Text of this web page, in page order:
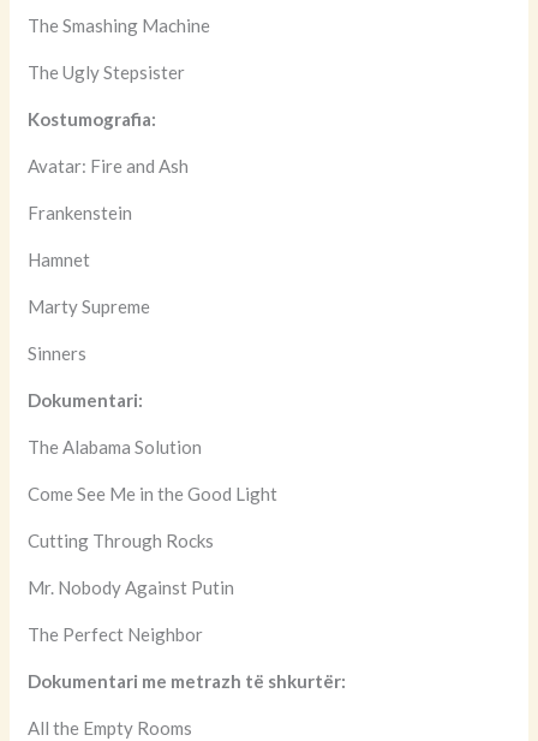
The Smashing Machine
The Ugly Stepsister
Kostumografia:
Avatar: Fire and Ash
Frankenstein
Hamnet
Marty Supreme
Sinners
Dokumentari:
The Alabama Solution
Come See Me in the Good Light
Cutting Through Rocks
Mr. Nobody Against Putin
The Perfect Neighbor
Dokumentari me metrazh të shkurtër:
All the Empty Rooms